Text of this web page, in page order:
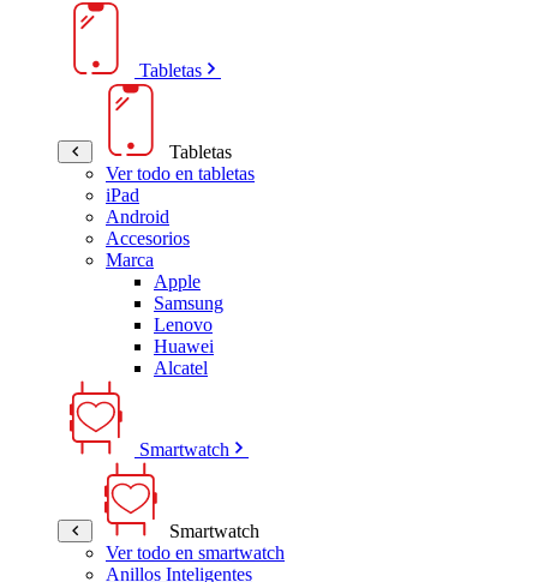
Tabletas
Tabletas
Ver todo en tabletas
iPad
Android
Accesorios
Marca
Apple
Samsung
Lenovo
Huawei
Alcatel
Smartwatch
Smartwatch
Ver todo en smartwatch
Anillos Inteligentes